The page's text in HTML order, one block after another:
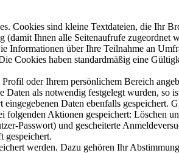
Cookies sind kleine Textdateien, die Ihr
Ihnen alle Seitenaufrufe
Informationen über Ihre Teilnahme an
Cookies haben standardmäßig eine
oder Ihrem persönlichem Bereich
als notwendig festgelegt wurden, so
Daten ebenfalls
Aktionen gespeichert: Löschen
Passwort) und gescheiterte
gespeichert.
werden. Dazu gehören Ihr